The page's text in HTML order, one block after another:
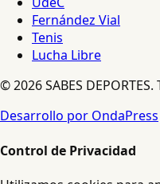
Fernández Vial
Tenis
Lucha Libre
© 2026 SABES
Desarrollo por OndaPress
Control de Privacidad